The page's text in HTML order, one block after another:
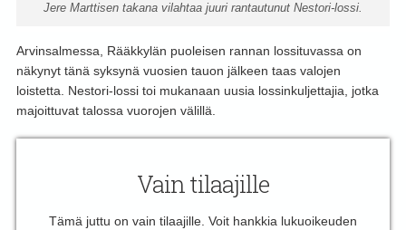
Jere Marttisen takana vilahtaa juuri rantautunut Nestori-lossi.
Arvinsalmessa, Rääkkylän puoleisen rannan lossituvassa on
näkynyt tänä syksynä vuosien tauon jälkeen taas valojen
loistetta. Nestori-lossi toi mukanaan uusia lossinkuljettajia, jotka
majoittuvat talossa vuorojen välillä.
Vain tilaajille
Tämä juttu on vain tilaajille. Voit hankkia lukuoikeuden